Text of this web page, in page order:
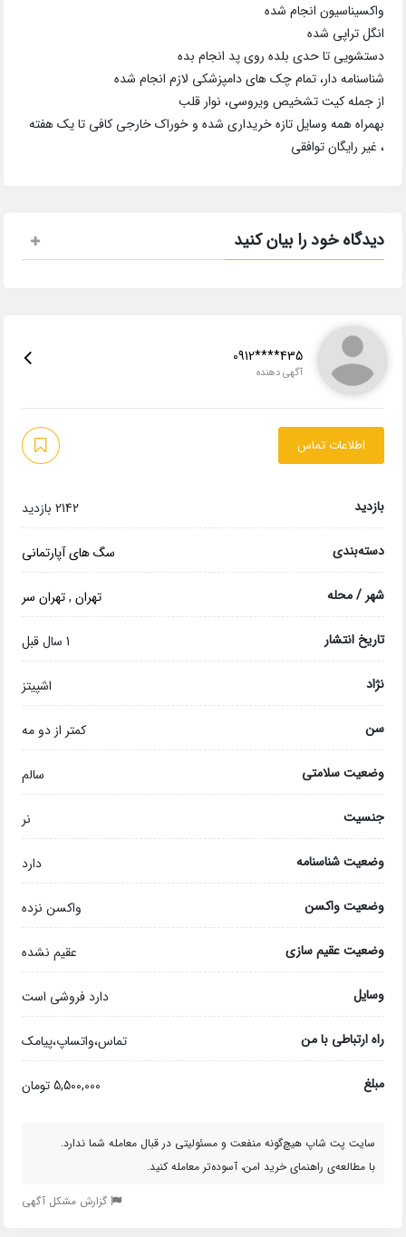
واکسیناسیون انجام شده
انگل تراپی شده
دستشویی تا حدی بلده روی پد انجام بده
شناسنامه دار، تمام چک های دامپزشکی لازم انجام شده
از جمله کیت تشخیص ویروسی، نوار قلب
بهمراه همه وسایل تازه خریداری شده و خوراک خارجی کافی تا یک هفته
، غیر رایگان توافقی
دیدگاه خود را بیان کنید
0912****435
آگهی دهنده
اطلاعات تماس
بازدید 2142 بازدید
دسته‌بندی سگ های آپارتمانی
شهر / محله تهران,تهران سر
تاریخ انتشار 1 سال قبل
نژاد اشپیتز
سن کمتر از دو مه
وضعیت سلامتی سالم
جنسیت نر
وضعیت شناسنامه دارد
وضعیت واکسن واکسن نزده
وضعیت عقیم سازی عقیم نشده
وسایل دارد فروشی است
راه ارتباطی با من تماس،واتساپ،پیامک
مبلغ 5,500,000 تومان
سایت پت شاپ هیچ‌گونه منفعت و مسئولیتی در قبال معامله شما ندارد.
با مطالعه‌ی راهنمای خرید امن، آسوده‌تر معامله کنید.
گزارش مشکل آگهی